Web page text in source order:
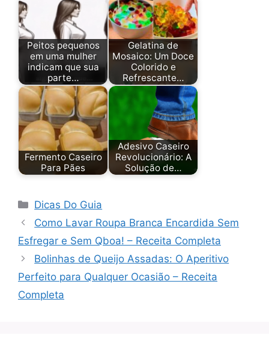
Peitos pequenos
em uma mulher
indicam que sua
parte…
Gelatina de
Mosaico: Um Doce
Colorido e
Refrescante…
Fermento Caseiro
Para Pães
Adesivo Caseiro
Revolucionário: A
Solução de…
Categorias
Dicas Do Guia
Como Lavar Roupa Branca Encardida Sem
Esfregar e Sem Qboa! – Receita Completa
Bolinhas de Queijo Assadas: O Aperitivo
Perfeito para Qualquer Ocasião – Receita
Completa